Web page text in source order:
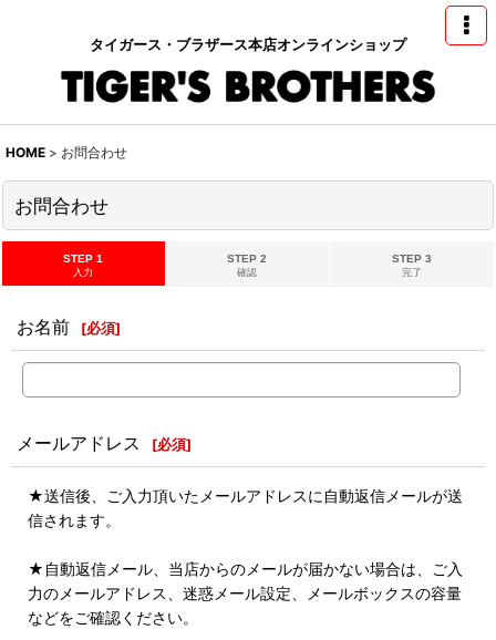
タイガース・ブラザース本店オンラインショップ
HOME > お問合わせ
お問合わせ
STEP 1
入力
STEP 2
確認
STEP 3
完了
お名前 [必須]
メールアドレス [必須]
★送信後、ご入力頂いたメールアドレスに自動返信メールが送
信されます。
★自動返信メール、当店からのメールが届かない場合は、ご入
力のメールアドレス、迷惑メール設定、メールボックスの容量
などをご確認ください。